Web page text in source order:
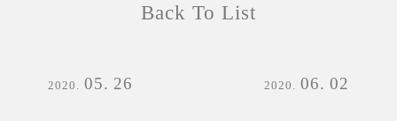
2020 05 26
Back To List
2020 06 02